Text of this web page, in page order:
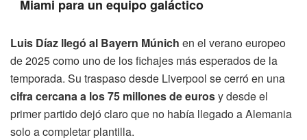
Miami para un equipo galáctico
Luis Díaz llegó al Bayern Múnich en el verano europeo
de 2025 como uno de los fichajes más esperados de la
temporada. Su traspaso desde Liverpool se cerró en una
cifra cercana a los 75 millones de eurosy desde el
primer partido dejó claro que no había llegado a Alemania
solo a completar plantilla.